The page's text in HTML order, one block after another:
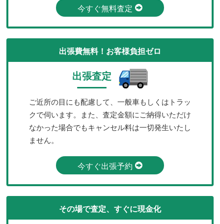
今すぐ無料査定
出張費無料！お客様負担ゼロ
出張査定
ご近所の目にも配慮して、一般車もしくはトラッ
クで伺います。また、査定金額にご納得いただけ
なかった場合でもキャンセル料は一切発生いたし
ません。
今すぐ出張予約
その場で査定、すぐに現金化